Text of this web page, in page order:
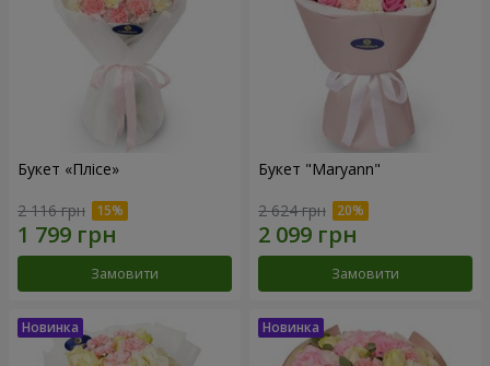
Букет «Плісе»
2 116 грн
Замовити
Букет "Maryann"
2 624 грн
Замовити